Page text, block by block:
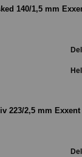
140/1,5 mm
223/2,5 mm Exxent